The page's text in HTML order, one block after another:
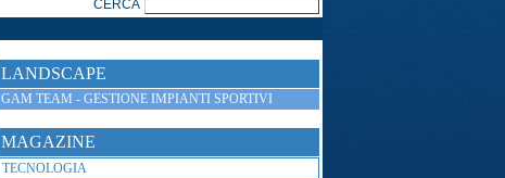
LANDSCAPE
GAM TEAM - GESTIONE IMPIANTI SPORTIVI
MAGAZINE
TECNOLOGIA